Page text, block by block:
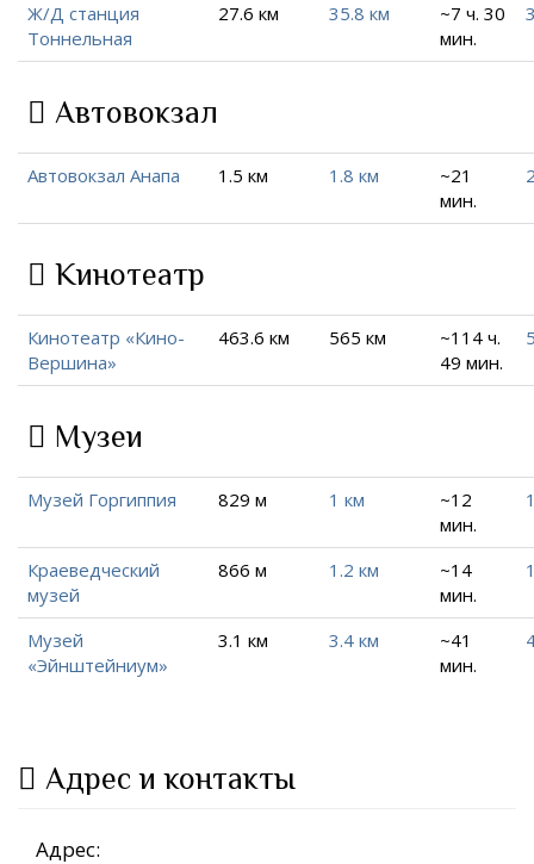
Ж/Д станция
Тоннельная
27.6 км 35.8 км
~7 ч. 30
мин.
Автовокзал
Автовокзал Анапа 1.5 км 1.8 км
~21
мин.
Кинотеатр
Кинотеатр «Кино-
Вершина»
463.6 км 565 км
~114 ч.
49 мин.
Музеи
Музей Горгиппия 829 м 1 км
~12
мин.
Краеведческий
музей
866 м 1.2 км
~14
мин.
Музей
«Эйнштейниум»
3.1 км 3.4 км
~41
мин.
Адрес и контакты
Адрес: